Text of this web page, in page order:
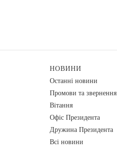
НОВИНИ
Останні новини
Промови та звернення
Вiтання
Офіс Президента
Дружина Президента
Всі новини